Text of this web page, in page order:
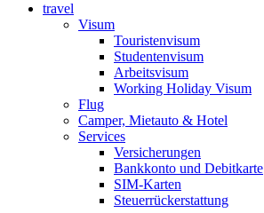
travel
Visum
Touristenvisum
Studentenvisum
Arbeitsvisum
Working Holiday Visum
Flug
Camper, Mietauto & Hotel
Services
Versicherungen
Bankkonto und Debitkarte
SIM-Karten
Steuerrückerstattung